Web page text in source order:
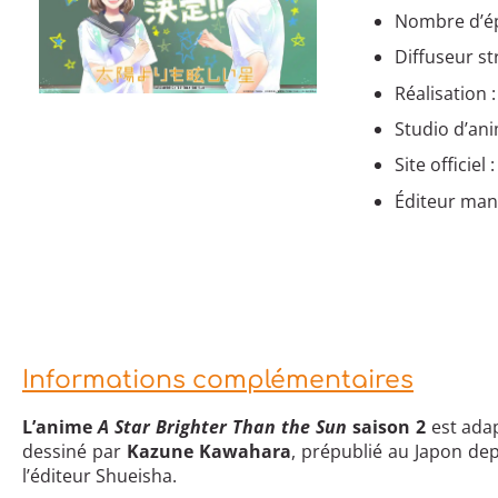
Nombre
Diffuseur
Réalisation
Studio
Site officiel :
Éditeur
Informations complémentaires
L’animeA Star Brighter Than the Sun saison 2 est
dessiné par Kazune Kawahara, prépublié au Japon
l’éditeur Shueisha.